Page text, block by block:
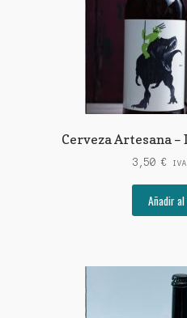
Cerveza Artesana
3,50 €
Añadir